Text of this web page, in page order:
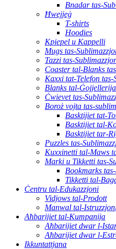
Bnadar tas-
Ħwejjeġ
T-shirts
Hoodies
Kpiepel u Kappelli
Mugs tas-
Tazzi tas-
Coaster tal-Blanks
Kaxxi tat-Telefon tas-
Blanks tal-
Ċwievet tas-
Boroż vojta tas-
Basktijiet tat-
Basktijiet tal-
Basktijiet tar-
Puzzles tas-
Kuxxinetti tal-Maws
Marki u Tikketti tas-
Bookmarks
Tikketti tal-
Ċentru tal-Edukazzjoni
Vidjows tal-Prodott
Manwal tal-
Aħbarijiet tal-Kumpanija
Aħbarijiet dwar l-
Aħbarijiet dwar l-
Ikkuntattjana